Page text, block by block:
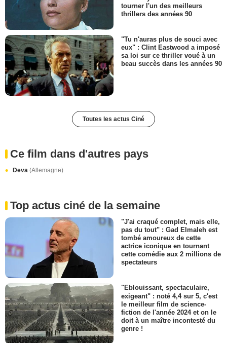
tourner l'un des meilleurs
thrillers des années 90
"Tu n'auras plus de souci avec
eux" : Clint Eastwood a imposé
sa loi sur ce thriller voué à un
beau succès dans les années 90
Toutes les actus Ciné
Ce film dans d'autres pays
Deva (Allemagne)
Top actus ciné de la semaine
"J'ai craqué complet, mais elle,
pas du tout" : Gad Elmaleh est
tombé amoureux de cette
actrice iconique en tournant
cette comédie aux 2 millions de
spectateurs
"Eblouissant, spectaculaire,
exigeant" : noté 4,4 sur 5, c'est
le meilleur film de science-
fiction de l'année 2024 et on le
doit à un maître incontesté du
genre !